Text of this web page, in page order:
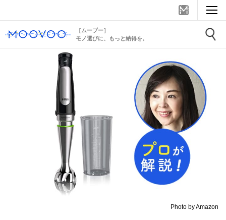
［ムーブー］
モノ選びに、もっと納得を。
Photo by Amazon